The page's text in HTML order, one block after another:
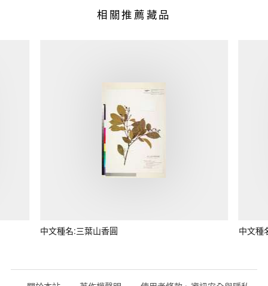
相關推薦藏品
中文種名:三葉山香圓 中文種